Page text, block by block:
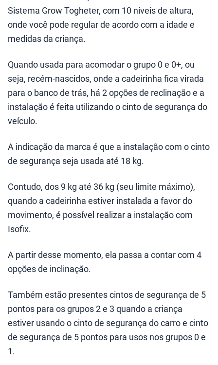
Sistema Grow Togheter, com 10 níveis de altura,
onde você pode regular de acordo com a idade e
medidas da criança.
Quando usada para acomodar o grupo 0 e 0+, ou
seja, recém-nascidos, onde a cadeirinha fica virada
para o banco de trás, há 2 opções de reclinação e a
instalação é feita utilizando o cinto de segurança do
veículo.
A indicação da marca é que a instalação com o cinto
de segurança seja usada até 18 kg.
Contudo, dos 9 kg até 36 kg (seu limite máximo),
quando a cadeirinha estiver instalada a favor do
movimento, é possível realizar a instalação com
Isofix.
A partir desse momento, ela passa a contar com 4
opções de inclinação.
Também estão presentes cintos de segurança de 5
pontos para os grupos 2 e 3 quando a criança
estiver usando o cinto de segurança do carro e cinto
de segurança de 5 pontos para usos nos grupos 0 e
1.